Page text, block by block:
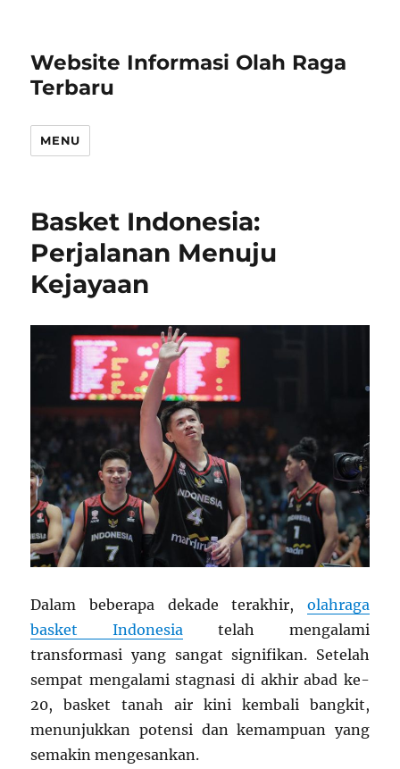
Website Informasi Olah Raga
Terbaru
MENU
Basket Indonesia:
Perjalanan Menuju
Kejayaan
Dalam beberapa dekade terakhir, olahraga
basket Indonesia telah mengalami
transformasi yang sangat signifikan. Setelah
sempat mengalami stagnasi di akhir abad ke-
20, basket tanah air kini kembali bangkit,
menunjukkan potensi dan kemampuan yang
semakin mengesankan.